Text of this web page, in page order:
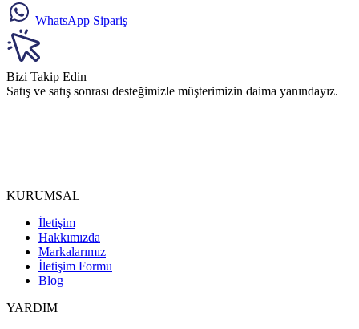
WhatsApp Sipariş
Bizi Takip Edin
Satış ve satış sonrası desteğimizle müşterimizin daima yanındayız.
KURUMSAL
İletişim
Hakkımızda
Markalarımız
İletişim Formu
Blog
YARDIM